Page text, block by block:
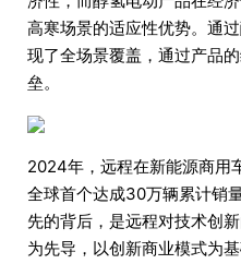
高寒场景的适应性优势。通
现了全场景覆盖，通过产品
垒。
2024年，远程在新能源商用
全球首个达成30万辆累计销
先的背后，是远程对技术创
为先导，以创新商业模式为